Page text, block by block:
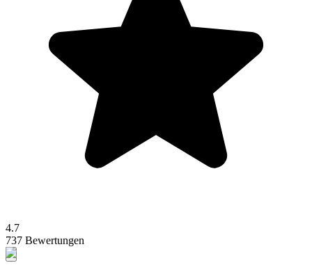
4.7
737 Bewertungen